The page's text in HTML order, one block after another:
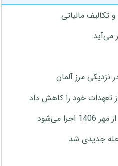
تکالیف مالیاتی
مرز آلمان
جدیدی شد